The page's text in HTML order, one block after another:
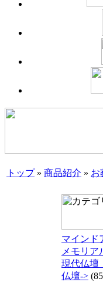
トップ» 商品紹介 » お
マインド
メモリア
現代仏
仏壇->